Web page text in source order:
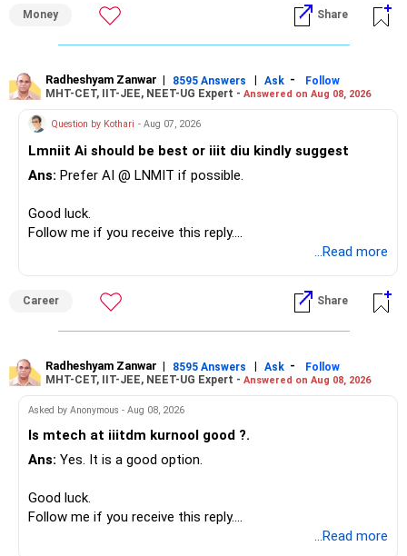
– Your Rs.1 crore FD provides a strong safety base.
– You have around Rs.15 lakh separately for emergencies.
– The plot is another existing asset, but need not be
increased.
– Your term insurance is already fully paid.
– Family health insurance provides important protection.
– Most importantly, you have no EMI or outstanding loan.
» Your Retirement Requirement
Since you are already retired, your investments should now
I would not put the entire Rs.1 crore FD into equity.
– Safe fixed-income investments for near-term expenses.
– Adequate bank liquidity for emergencies.
– A separate education corpus for your child.
Money Share
Radheshyam Zanwar | 8595 Answers | Ask -
Follow
MHT-CET, IIT-JEE, NEET-UG Expert - Answered on Aug 08, 2026
Question by Kothari - Aug 07, 2026
Lmniit Ai should be best or iiit diu kindly suggest
Ans: Prefer AI @ LNMIT if possible.
Good luck.
Follow me if you receive this reply.
...Read more
Career Share
Radheshyam Zanwar | 8595 Answers | Ask -
Follow
MHT-CET, IIT-JEE, NEET-UG Expert - Answered on Aug 08, 2026
Asked by Anonymous - Aug 08, 2026
Is mtech at iiitdm kurnool good ?.
Ans: Yes. It is a good option.
Good luck.
Follow me if you receive this reply.
...Read more